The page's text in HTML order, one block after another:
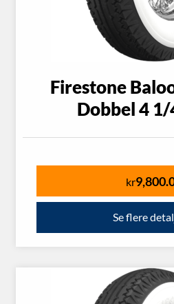
Firestone
Dobbel 4
kr
Se flere